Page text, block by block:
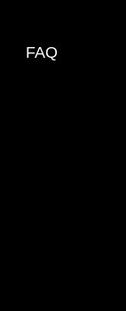
FAQ